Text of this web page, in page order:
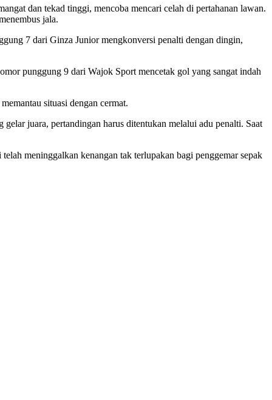
dan tekad tinggi, mencoba mencari celah di pertahanan lawan.
jala.
7 dari Ginza Junior mengkonversi penalti dengan dingin,
punggung 9 dari Wajok Sport mencetak gol yang sangat indah
situasi dengan cermat.
juara, pertandingan harus ditentukan melalui adu penalti. Saat
meninggalkan kenangan tak terlupakan bagi penggemar sepak